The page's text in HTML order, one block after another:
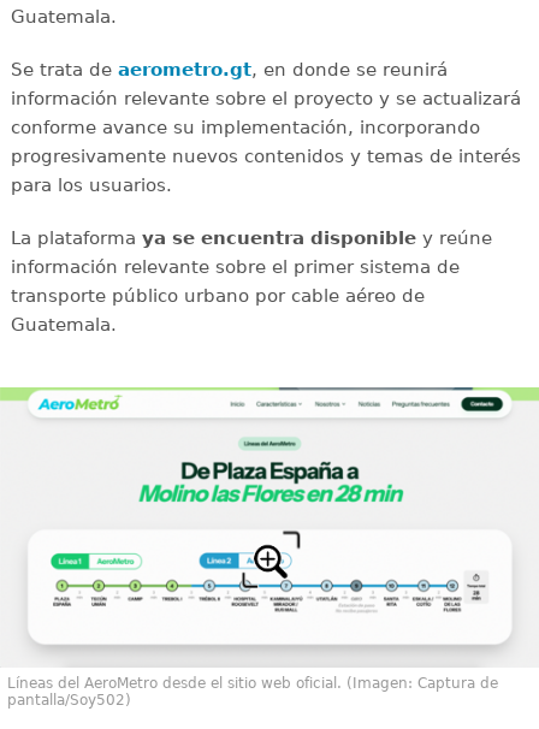
Guatemala.
Se trata de aerometro.gt, en donde se reunirá
información relevante sobre el proyecto y se actualizará
conforme avance su implementación, incorporando
progresivamente nuevos contenidos y temas de interés
para los usuarios.
La plataforma ya se encuentra disponibley reúne
información relevante sobre el primer sistema de
transporte público urbano por cable aéreo de
Guatemala.
Líneas del AeroMetro desde el sitio web oficial. (Imagen: Captura de
pantalla/Soy502)